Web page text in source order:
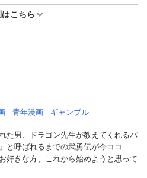
こちら
青年漫画
ギャンブル
た男、ドラゴン先生が教えてくれるパ
と呼ばれるまでの武勇伝が今ココ
好きな方、これから始めようと思って